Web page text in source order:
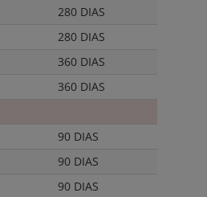
280 DIAS
280 DIAS
360 DIAS
360 DIAS
90 DIAS
90 DIAS
90 DIAS